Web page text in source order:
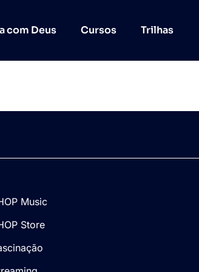
com Deus Cursos Trilhas
Music
Store